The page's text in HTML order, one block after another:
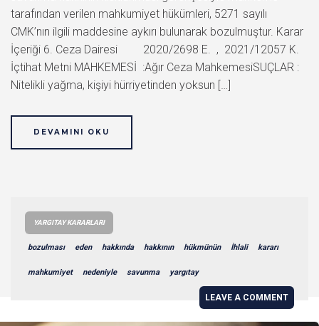
tarafından verilen mahkumiyet hükümleri, 5271 sayılı
CMK’nın ilgili maddesine aykırı bulunarak bozulmuştur. Karar
İçeriği 6. Ceza Dairesi 2020/2698 E. , 2021/12057 K.
İçtihat Metni MAHKEMESİ :Ağır Ceza MahkemesiSUÇLAR :
Nitelikli yağma, kişiyi hürriyetinden yoksun […]
DEVAMINI OKU
YARGITAY KARARLARI
bozulması eden hakkında hakkının hükmünün İhlali kararı
mahkumiyet nedeniyle savunma yargıtay
LEAVE A COMMENT